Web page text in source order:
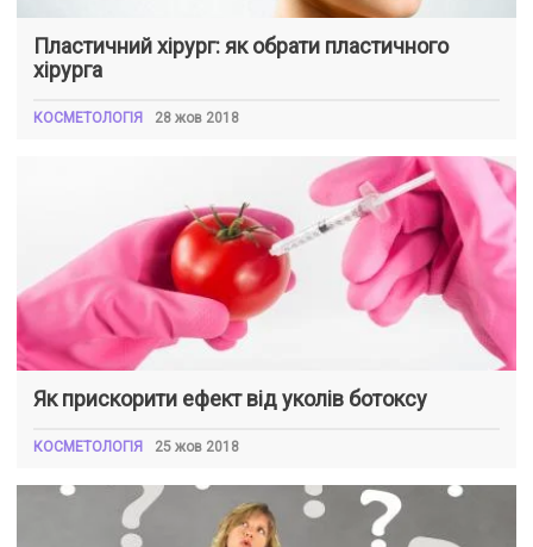
Пластичний хірург: як обрати пластичного
хірурга
КОСМЕТОЛОГІЯ 28 жов 2018
Як прискорити ефект від уколів ботоксу
КОСМЕТОЛОГІЯ 25 жов 2018